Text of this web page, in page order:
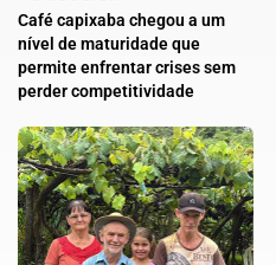
Café capixaba chegou a um
nível de maturidade que
permite enfrentar crises sem
perder competitividade